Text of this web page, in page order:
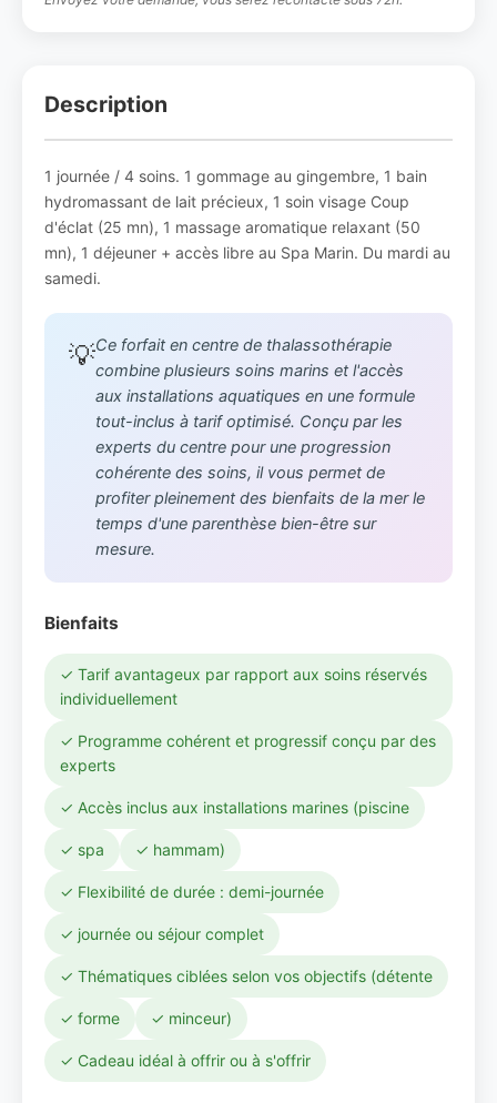
Description
1 journée / 4 soins. 1 gommage au gingembre, 1 bain
hydromassant de lait précieux, 1 soin visage Coup
d'éclat (25 mn), 1 massage aromatique relaxant (50
mn), 1 déjeuner + accès libre au Spa Marin. Du mardi au
samedi.
💡Ce forfait en centre de thalassothérapie
combine plusieurs soins marins et l'accès
aux installations aquatiques en une formule
tout-inclus à tarif optimisé. Conçu par les
experts du centre pour une progression
cohérente des soins, il vous permet de
profiter pleinement des bienfaits de la mer le
temps d'une parenthèse bien-être sur
mesure.
Bienfaits
✓ Tarif avantageux par rapport aux soins réservés
individuellement
✓ Programme cohérent et progressif conçu par des
experts
✓ Accès inclus aux installations marines (piscine
✓ spa ✓ hammam)
✓ Flexibilité de durée : demi-journée
✓ journée ou séjour complet
✓ Thématiques ciblées selon vos objectifs (détente
✓ forme ✓ minceur)
✓ Cadeau idéal à offrir ou à s'offrir